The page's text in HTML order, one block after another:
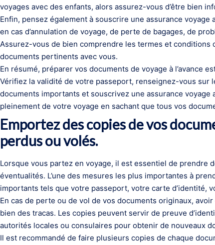
voyages avec des enfants, alors assurez-vous d’être bien
Enfin, pensez également à souscrire une assurance
en cas d’annulation de voyage, de perte de bagages, de
Assurez-vous de bien comprendre les termes et conditions
documents pertinents avec vous.
En résumé, préparer vos documents de voyage à l’avance
Vérifiez la validité de votre passeport, renseignez-vous sur
documents importants et souscrivez une assurance
pleinement de votre voyage en sachant que tous vos
Emportez des copies de vos
perdus ou volés.
Lorsque vous partez en voyage, il est essentiel de prendre
éventualités. L’une des mesures les plus importantes à
importants tels que votre passeport, votre carte d’identité,
En cas de perte ou de vol de vos documents originaux,
bien des tracas. Les copies peuvent servir de preuve
autorités locales ou consulaires pour obtenir de nouveaux
Il est recommandé de faire plusieurs copies de chaque